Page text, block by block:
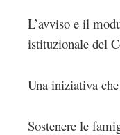
L’avviso e il
istituzionale del
Una iniziativa
Sostenere le